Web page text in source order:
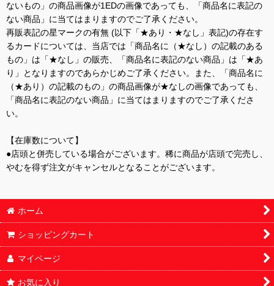
ないもの」の商品画像が1EDの画像であっても、「商品名に表記の
ない商品」に当てはまりますのでご了承ください。
再販表記の星マークの有無 (以下「★あり・★なし」表記)の存在す
るカードについては、当店では「商品名に（★なし）の記載のある
もの」は「★なし」の販売、「商品名に表記のない商品」は「★あ
り」となりますのであらかじめご了承ください。また、「商品名に
（★あり）の記載のもの」の商品画像が★なしの画像であっても、
「商品名に表記のない商品」に当てはまりますのでご了承くださ
い。
【在庫数について】
●店頭と併売している場合がございます。稀に商品が店頭で完売し、
やむを得ず注文がキャンセルとなることがございます。
ホーム
ショッピングカート
マイページ
お気に入り